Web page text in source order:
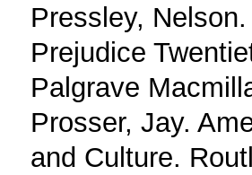
Pressley,
Prejudice
Palgrave
Prosser, Jay.
and Culture.